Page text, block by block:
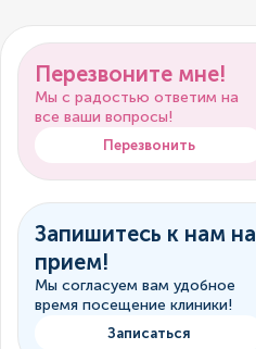
Перезвоните мне!
Мы с радостью ответим на
все ваши вопросы!
Перезвонить
Запишитесь к нам на
прием!
Мы согласуем вам удобное
время посещение клиники!
Записаться